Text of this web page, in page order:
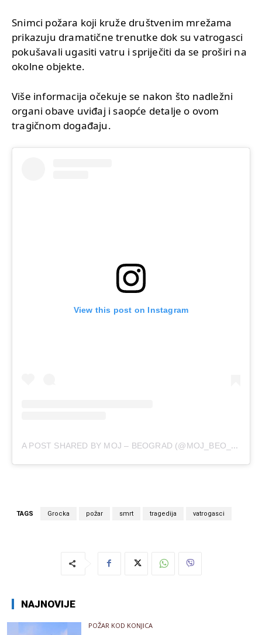
Snimci požara koji kruže društvenim mrežama
prikazuju dramatične trenutke dok su vatrogasci
pokušavali ugasiti vatru i spriječiti da se proširi na
okolne objekte.
Više informacija očekuje se nakon što nadležni
organi obave uviđaj i saopće detalje o ovom
tragičnom događaju.
View this post on Instagram
A
POST SHARED BY MOJ – BEOGRAD (@MOJ_BEO_GRAD_)
TAGS Grocka požar smrt tragedija vatrogasci
NAJNOVIJE
POŽAR KOD KONJICA